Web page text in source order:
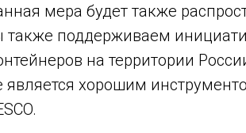
мера будет также
поддерживаем
на территории
является хорошим